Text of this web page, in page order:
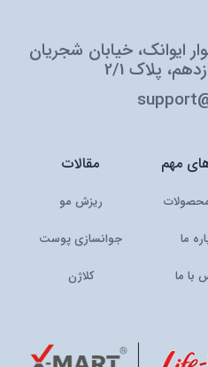
ایوانک، خیابان شجریان
پلاک 2/1
مهم
ما
با ما
مقالات
ریزش مو
جوانسازی پوست
کلاژن